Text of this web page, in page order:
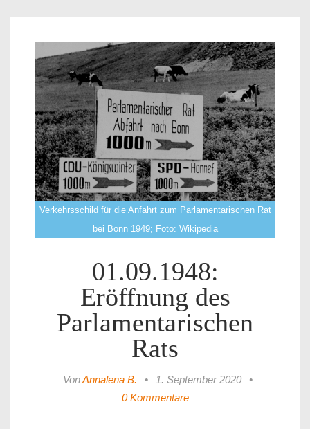
Verkehrsschild für die Anfahrt zum Parlamentarischen Rat
bei Bonn 1949; Foto: Wikipedia
01.09.1948:
Eröffnung des
Parlamentarischen
Rats
VonAnnalena B. • 1. September 2020
•
0 Kommentare